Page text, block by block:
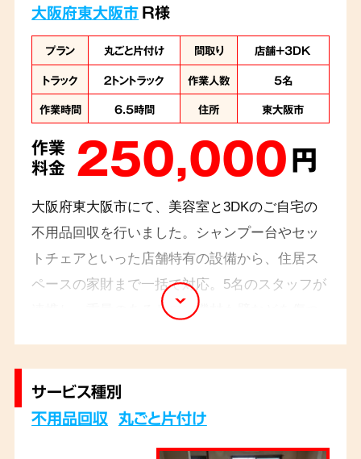
大阪府東大阪市R様
プラン 丸ごと片付け 間取り
店舗＋3DK
トラック
２トントラック 作業人数
5名
作業時間
6.5時間 住所 東大阪市
作業
料金 250,000円
大阪府東大阪市にて、美容室と3DKのご自宅の
不用品回収を行いました。シャンプー台やセッ
トチェアといった店舗特有の設備から、住居ス
ペースの家財まで一括で対応。5名のスタッフが
連携し、重量のあるサロン機材も壁などを傷つ
サービス種別
不用品回収 丸ごと片付け